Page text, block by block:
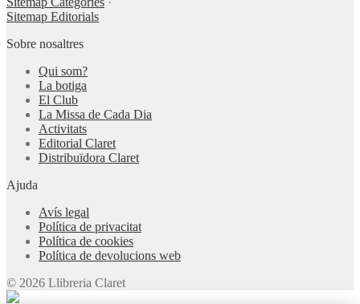
Sitemap Editorials
Sobre nosaltres
Qui som?
La botiga
El Club
La Missa de Cada Dia
Activitats
Editorial Claret
Distribuïdora Claret
Ajuda
Avís legal
Política de privacitat
Política de cookies
Política de devolucions web
© 2026 Llibreria Claret